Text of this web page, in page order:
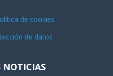
de cookies
de datos
NOTICIAS